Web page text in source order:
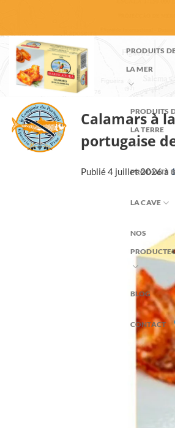
contenu
PRODUITS
LA MER
PRODUITS
LA TERRE
PRODUITS
LA CAVE
NOS
BLOG
CONTACT
Calamars à
portugaise
Publié4 juillet 2026à